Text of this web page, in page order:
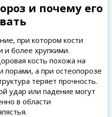
и почему его
при котором кости
и более хрупкими.
кость похожа на
порами, а при остеопорозе
теряет прочность.
удар или падение могут
в области